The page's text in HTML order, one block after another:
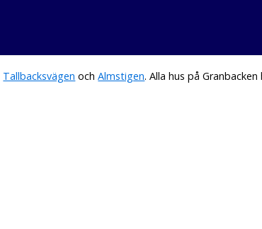
Tallbacksvägen ochAlmstigen. Alla hus på